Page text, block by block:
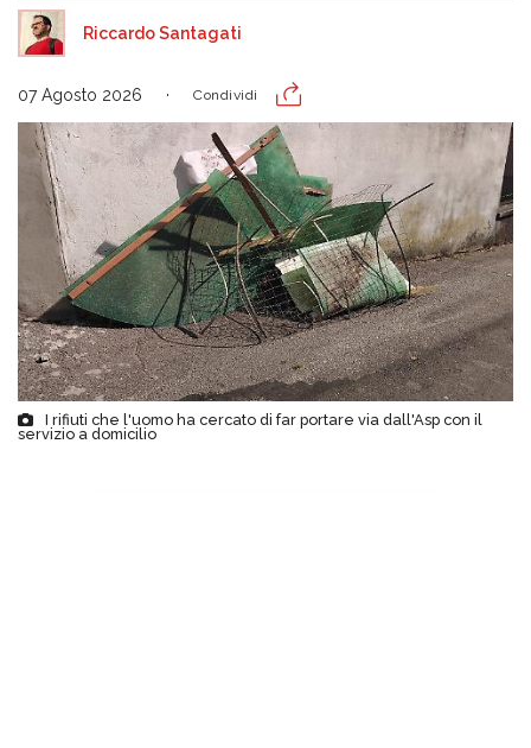
Riccardo Santagati
07 Agosto 2026 Condividi
I rifiuti che l'uomo ha cercato di far portare via dall'Asp con il
servizio a domicilio